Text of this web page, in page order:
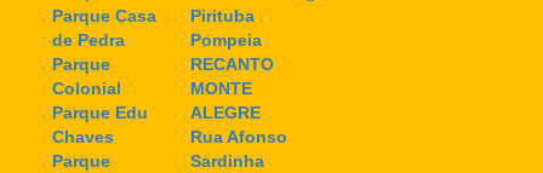
Parque Casa
de Pedra
Parque
Colonial
Parque Edu
Chaves
Parque
Pirituba
Pompeia
RECANTO
MONTE
ALEGRE
Rua Afonso
Sardinha